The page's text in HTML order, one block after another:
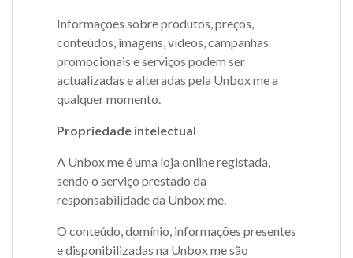
Informações sobre produtos, preços,
conteúdos, imagens, vídeos, campanhas
promocionais e serviços podem ser
actualizadas e alteradas pela Unbox me a
qualquer momento.
Propriedade intelectual
A Unbox me é uma loja online registada,
sendo o serviço prestado da
responsabilidade da Unbox me.
O conteúdo, domínio, informações presentes
e disponibilizadas na Unbox me são